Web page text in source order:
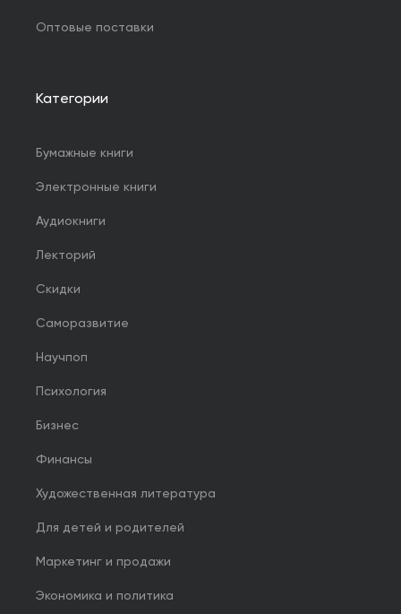
Оптовые поставки
Категории
Бумажные книги
Электронные книги
Аудиокниги
Лекторий
Скидки
Саморазвитие
Научпоп
Психология
Бизнес
Финансы
Художественная литература
Для детей и родителей
Маркетинг и продажи
Экономика и политика